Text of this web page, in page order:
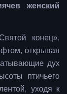
женский
конец»,
открывая
дух
птичьего
уходя к